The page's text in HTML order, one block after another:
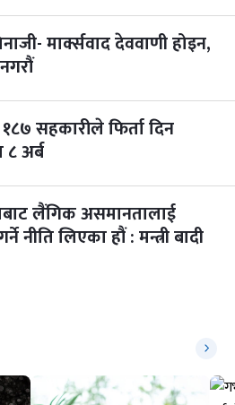
मार्क्सवाद देववाणी होइन,
सहकारीले फिर्ता दिन
अर्ब
लैंगिक असमानतालाई
नीति लिएका हौं : मन्त्री बादी